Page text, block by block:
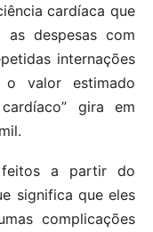
cardíaca que
as despesas com
internações
valor estimado
gira em
a partir do
significa que eles
complicações